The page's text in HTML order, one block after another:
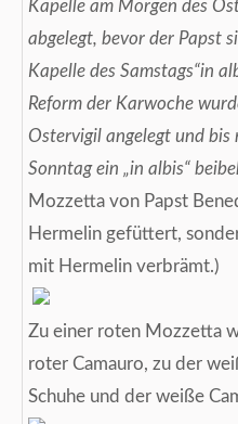
Kapelle am Morgen des
abgelegt, bevor der Papst
Kapelle des Samstags“in
Reform der Karwoche
Ostervigil angelegt und bis
Sonntag ein „in albis“
Mozzetta von Papst
Hermelin gefüttert,
mit Hermelin verbrämt.)
Zu einer roten Mozzetta
roter Camauro, zu der
Schuhe und der weiße